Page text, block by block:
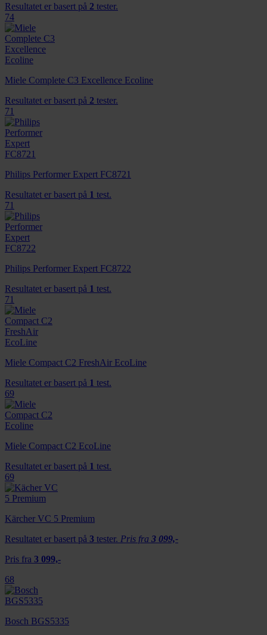
Resultatet er basert på 2 tester.
74
Miele Complete C3 Excellence Ecoline
Resultatet er basert på 2 tester.
71
Philips Performer Expert FC8721
Resultatet er basert på 1 test.
71
Philips Performer Expert FC8722
Resultatet er basert på 1 test.
71
Miele Compact C2 FreshAir EcoLine
Resultatet er basert på 1 test.
69
Miele Compact C2 EcoLine
Resultatet er basert på 1 test.
69
Kärcher VC 5 Premium
Resultatet er basert på 3 tester. Pris fra 3 099,-
Pris fra 3 099,-
68
Bosch BGS5335